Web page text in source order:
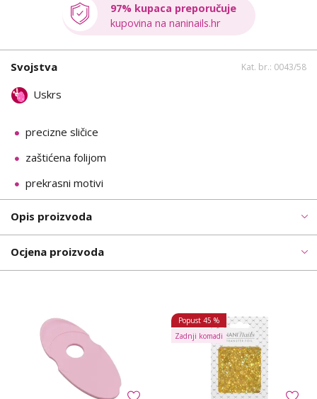
97% kupaca preporučuje
kupovina na naninails.hr
Svojstva Kat. br.: 0043/58
Uskrs
precizne sličice
zaštićena folijom
prekrasni motivi
Opis proizvoda
Ocjena proizvoda
Popust 45 %
Zadnji komadi